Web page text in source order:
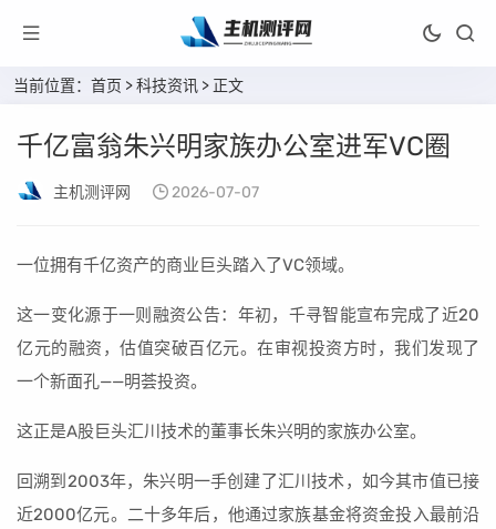
当前位置： 首页 >科技资讯 > 正文
千亿富翁朱兴明家族办公室进军VC圈
主机测评网 2026-07-07
一位拥有千亿资产的商业巨头踏入了VC领域。
这一变化源于一则融资公告：年初，千寻智能宣布完成了近20
亿元的融资，估值突破百亿元。在审视投资方时，我们发现了
一个新面孔——明荟投资。
这正是A股巨头汇川技术的董事长朱兴明的家族办公室。
回溯到2003年，朱兴明一手创建了汇川技术，如今其市值已接
近2000亿元。二十多年后，他通过家族基金将资金投入最前沿